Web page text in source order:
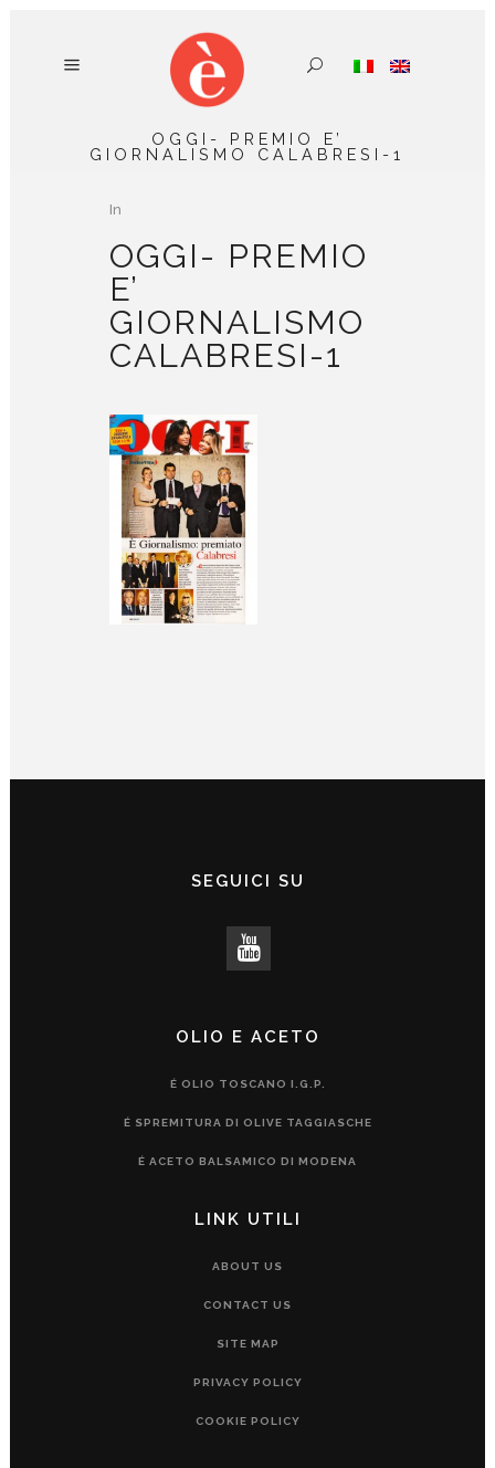
OGGI- PREMIO E’
GIORNALISMO CALABRESI-1
In
OGGI- PREMIO
E’
GIORNALISMO
CALABRESI-1
SEGUICI SU
OLIO E ACETO
É OLIO TOSCANO I.G.P.
É SPREMITURA DI OLIVE TAGGIASCHE
É ACETO BALSAMICO DI MODENA
LINK UTILI
ABOUT US
CONTACT US
SITE MAP
PRIVACY POLICY
COOKIE POLICY